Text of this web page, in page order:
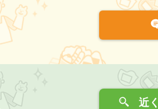
近